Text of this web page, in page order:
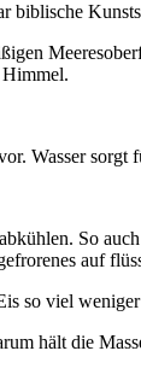
biblische
Himmel.
Wasser
So
auf
so viel
hält die